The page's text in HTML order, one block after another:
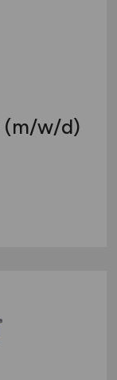
(m/w/d)